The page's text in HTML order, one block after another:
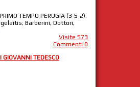
TEMPO PERUGIA (3-5-2):
Barberini, Dottori,
Visite 573
Commenti 0
TEDESCO